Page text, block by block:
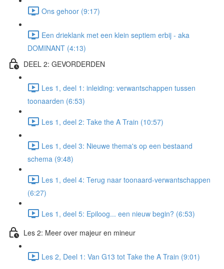
Ons gehoor (9:17)
Een drieklank met een klein septiem erbij - aka
DOMINANT (4:13)
DEEL 2: GEVORDERDEN
Les 1, deel 1: inleiding: verwantschappen tussen
toonaarden (6:53)
Les 1, deel 2: Take the A Train (10:57)
Les 1, deel 3: Nieuwe thema's op een bestaand
schema (9:48)
Les 1, deel 4: Terug naar toonaard-verwantschappen
(6:27)
Les 1, deel 5: Epiloog... een nieuw begin? (6:53)
Les 2: Meer over majeur en mineur
Les 2, Deel 1: Van G13 tot Take the A Train (9:01)